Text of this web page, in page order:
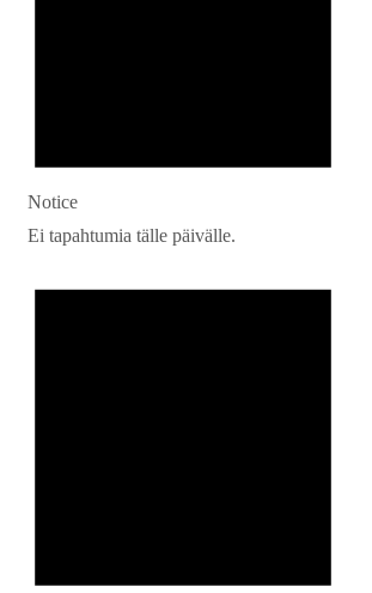
Notice
Ei tapahtumia tälle päivälle.